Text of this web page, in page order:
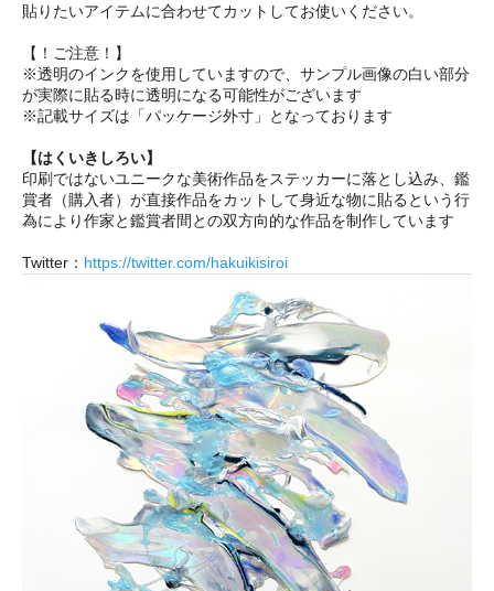
貼りたいアイテムに合わせてカットしてお使いください。
【！ご注意！】
※透明のインクを使用していますので、サンプル画像の白い部分
が実際に貼る時に透明になる可能性がございます
※記載サイズは「パッケージ外寸」となっております
【はくいきしろい】
印刷ではないユニークな美術作品をステッカーに落とし込み、鑑
賞者（購入者）が直接作品をカットして身近な物に貼るという行
為により作家と鑑賞者間との双方向的な作品を制作しています
Twitter： https://twitter.com/hakuikisiroi